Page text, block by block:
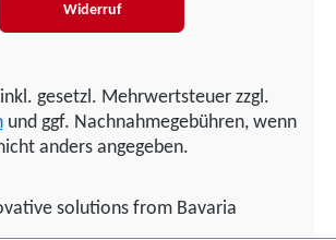
Widerruf
gesetzl. Mehrwertsteuer zzgl.
und ggf. Nachnahmegebühren, wenn
anders angegeben.
solutions from Bavaria